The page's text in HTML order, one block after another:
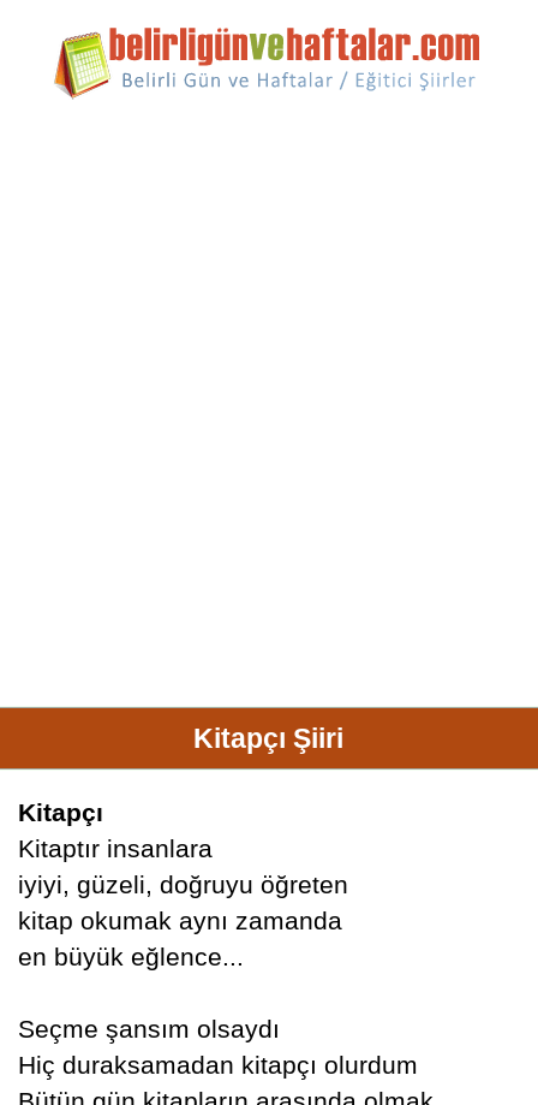
Kitapçı Şiiri
Kitapçı
Kitaptır insanlara
iyiyi, güzeli, doğruyu öğreten
kitap okumak aynı zamanda
en büyük eğlence...
Seçme şansım olsaydı
Hiç duraksamadan kitapçı olurdum